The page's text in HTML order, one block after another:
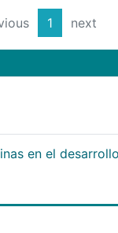
1 next
en el